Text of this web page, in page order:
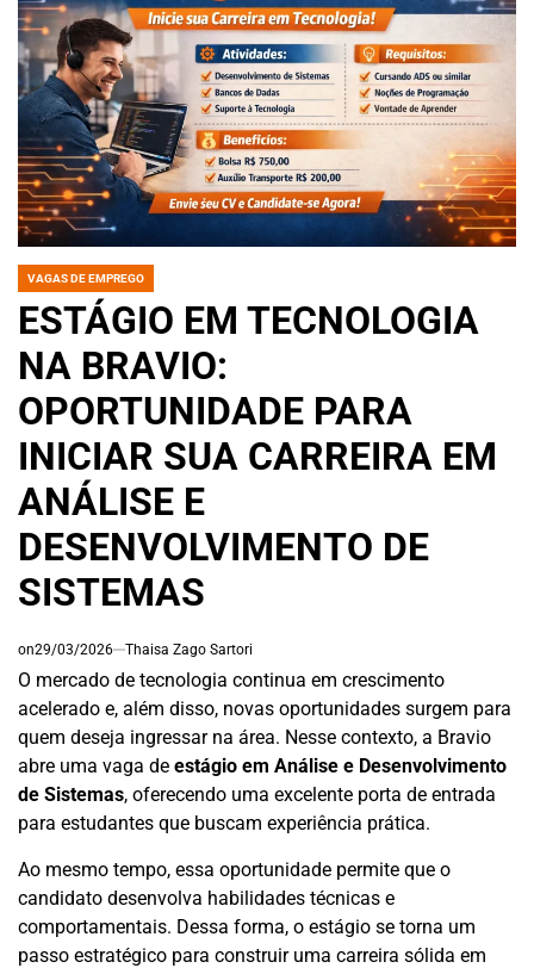
POSTED
VAGAS DE EMPREGO
ESTÁGIO EM TECNOLOGIA
NA BRAVIO:
OPORTUNIDADE PARA
INICIAR SUA CARREIRA EM
ANÁLISE E
DESENVOLVIMENTO DE
SISTEMAS
on29/03/2026 Thaisa Zago Sartori
O mercado de tecnologia continua em crescimento
acelerado e, além disso, novas oportunidades surgem para
quem deseja ingressar na área. Nesse contexto, a Bravio
abre uma vaga de estágio em Análise e Desenvolvimento
de Sistemas, oferecendo uma excelente porta de entrada
para estudantes que buscam experiência prática.
Ao mesmo tempo, essa oportunidade permite que o
candidato desenvolva habilidades técnicas e
comportamentais. Dessa forma, o estágio se torna um
passo estratégico para construir uma carreira sólida em